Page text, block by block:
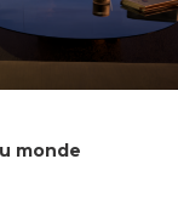
monde